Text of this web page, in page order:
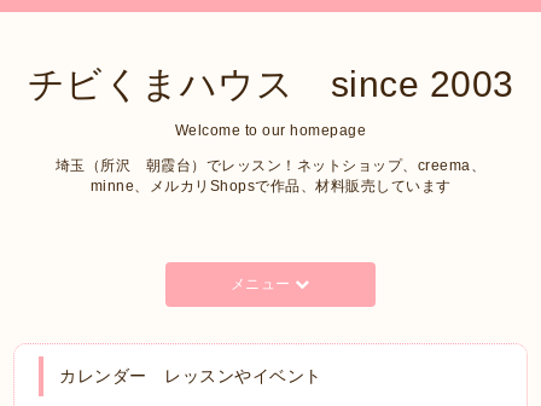
チビくまハウス since 2003
Welcome to our homepage
埼玉（所沢 朝霞台）でレッスン！ネットショップ、creema、
minne、メルカリShopsで作品、材料販売しています
メニュー
カレンダー レッスンやイベント